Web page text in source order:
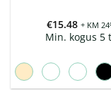
€15.48 + KM
Min. kogus 5